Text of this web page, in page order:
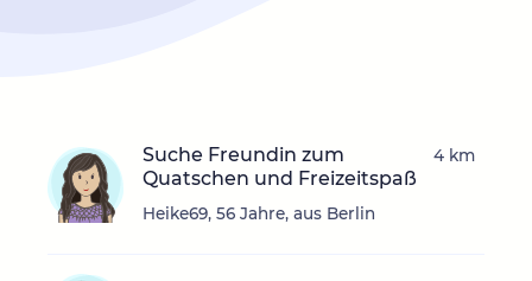
Suche Freundin zum
Quatschen und Freizeitspaß
Heike69, 56 Jahre, aus Berlin
4 km